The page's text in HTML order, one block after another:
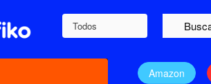
Todos
Amazon